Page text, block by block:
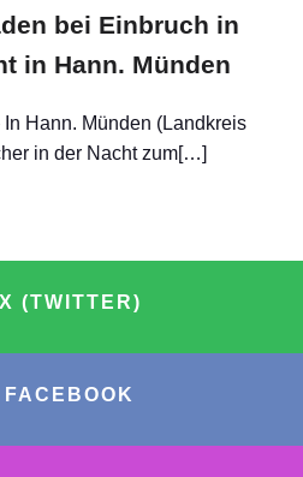
bei Einbruch in
in Hann. Münden
Hann. Münden (Landkreis
in der Nacht zum[…]
X (TWITTER)
FACEBOOK